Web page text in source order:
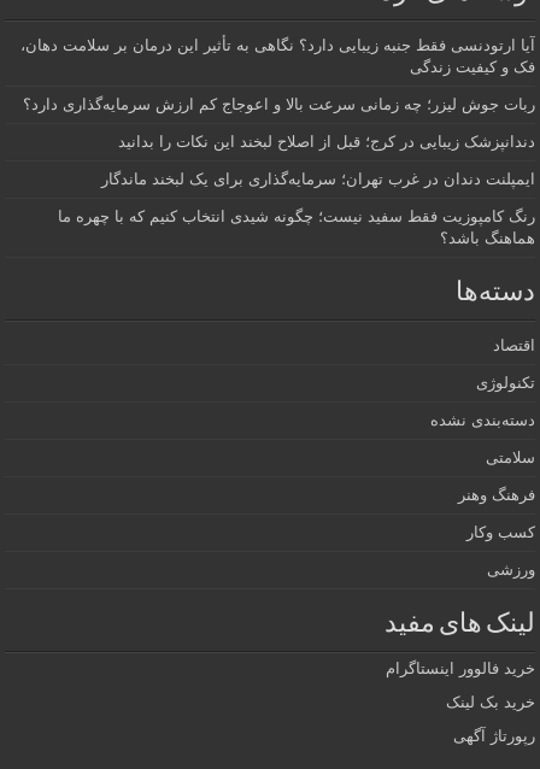
آیا ارتودنسی فقط جنبه زیبایی دارد؟ نگاهی به تأثیر این درمان بر سلامت دهان،
فک و کیفیت زندگی
ربات جوش لیزر؛ چه زمانی سرعت بالا و اعوجاج کم ارزش سرمایه‌گذاری دارد؟
دندانپزشک زیبایی در کرج؛ قبل از اصلاح لبخند این نکات را بدانید
ایمپلنت دندان در غرب تهران؛ سرمایه‌گذاری برای یک لبخند ماندگار
رنگ کامپوزیت فقط سفید نیست؛ چگونه شیدی انتخاب کنیم که با چهره ما
هماهنگ باشد؟
دسته‌ها
اقتصاد
تکنولوژی
دسته‌بندی نشده
سلامتی
فرهنگ وهنر
کسب وکار
ورزشی
لینک های مفید
خرید فالوور اینستاگرام
خرید بک لینک
رپورتاژ آگهی